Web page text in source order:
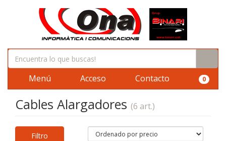
Menú Acceso Contacto 0
Cables Alargadores (6 art.)
Filtro